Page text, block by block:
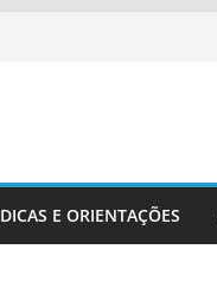
DICAS E ORIENTAÇÕES